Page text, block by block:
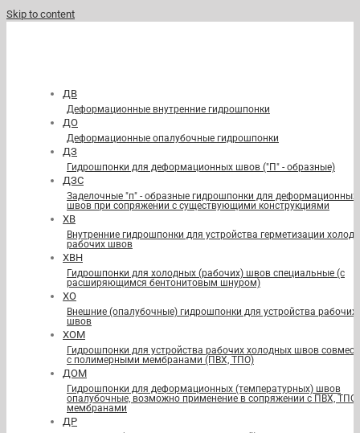
Skip to content
ДВ
Деформационные внутренние гидрошпонки
ДО
Деформационные опалубочные гидрошпонки
ДЗ
Гидрошпонки для деформационных швов ("П" - образные)
ДЗС
Заделочные "п" - образные гидрошпонки для деформационных
швов при сопряжении с существующими конструкциями
ХВ
Внутренние гидрошпонки для устройства герметизации
рабочих швов
ХВН
Гидрошпонки для холодных (рабочих) швов специальные (с
расширяющимся бентонитовым шнуром)
ХО
Внешние (опалубочные) гидрошпонки для устройства рабочих
швов
ХОМ
Гидрошпонки для устройства рабочих холодных швов
с полимерными мембранами (ПВХ, ТПО)
ДОМ
Гидрошпонки для деформационных (температурных) швов
опалубочные, возможно применение в сопряжении с ПВХ, ТПО
мембранами
ДР